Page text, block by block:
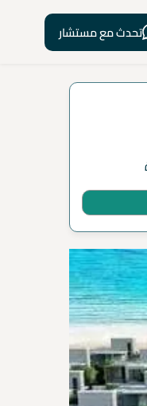
تحدث مع مستشار